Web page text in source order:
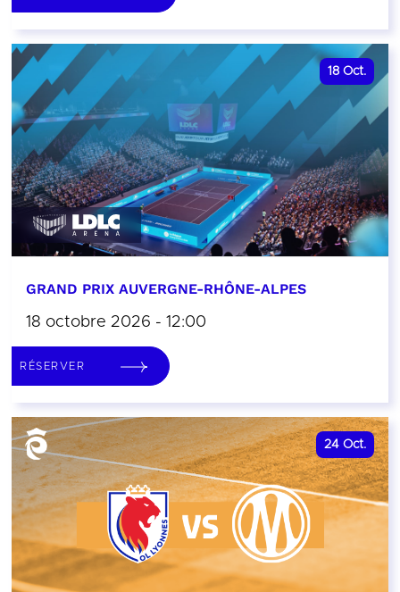
18 Oct.
GRAND PRIX AUVERGNE-RHÔNE-ALPES
18 octobre 2026 - 12:00
RÉSERVER
24 Oct.